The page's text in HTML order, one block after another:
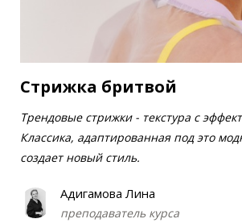
Стрижка бритвой
Трендовые стрижки - текстура с
Классика, адаптированная под это
создает новый стиль.
Адигамова Лина
преподаватель курса